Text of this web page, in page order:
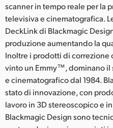
scanner in tempo reale per la
televisiva e cinematografica.
DeckLink di Blackmagic
produzione aumentando la
Inoltre i prodotti di correzione
vinto un Emmy™, dominano il
e cinematografico dal 1984.
stato di innovazione, con
lavoro in 3D stereoscopico e
Blackmagic Design sono